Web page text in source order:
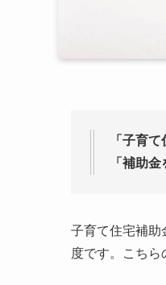
「子育
「補助
子育て住宅補助
度です。こちら